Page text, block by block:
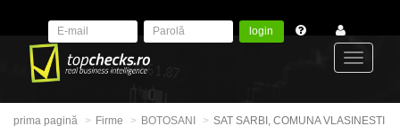
login
prima pagină Firme BOTOSANI SAT SARBI, COMUNA VLASINESTI